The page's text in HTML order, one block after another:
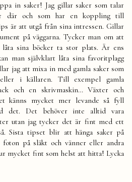
in saker! Jag gillar saker som talar
där och som har en koppling till
är att utgå från sina intressen. Gillar
på väggarna. Tycker man om att
låta sina böcker ta stor plats. Är ens
man självklart låta sina favoritplagg
jag att mixa in med gamla saker som
i källaren. Till exempel gamla
och en skrivmaskin… Växter och
känns mycket mer levande så fyll
det. Det behöver inte alltid vara
utan jag tycker det är fint med ett
Sista tipset blir att hänga saker på
foton på släkt och vänner eller andra
mycket fint som helst att hitta! Lycka